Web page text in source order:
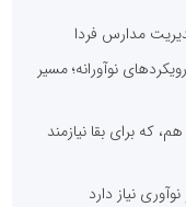
مدارس فردا
نوآورانه؛ مسیر
که برای بقا نیازمند
نیاز دارد